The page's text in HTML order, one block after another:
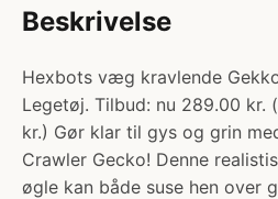
Beskrivelse
Hexbots væg kravlende
Legetøj. Tilbud: nu 289.00 kr.
kr.) Gør klar til gys og grin
Crawler Gecko! Denne
øgle kan både suse hen over